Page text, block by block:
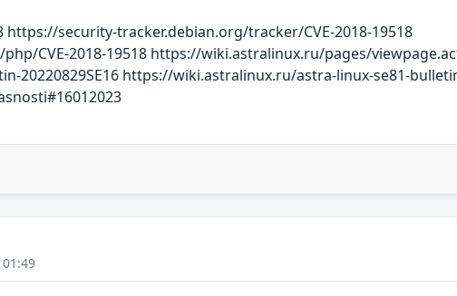
security-tracker.debian.org/tracker/CVE-2018-19518
CVE-2018-19518 https://wiki.astralinux.ru/pages/
https://wiki.astralinux.ru/astra-linux-se81-